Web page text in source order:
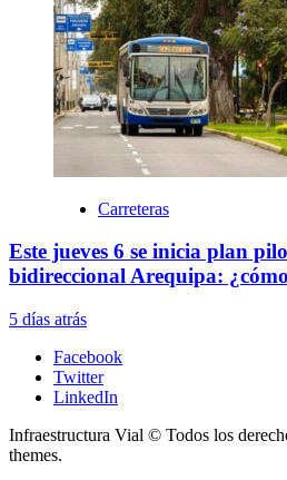
Carreteras
Este jueves 6 se inicia plan
bidireccional Arequipa:
5 días atrás
Facebook
Twitter
LinkedIn
Infraestructura Vial © Todos los
themes.